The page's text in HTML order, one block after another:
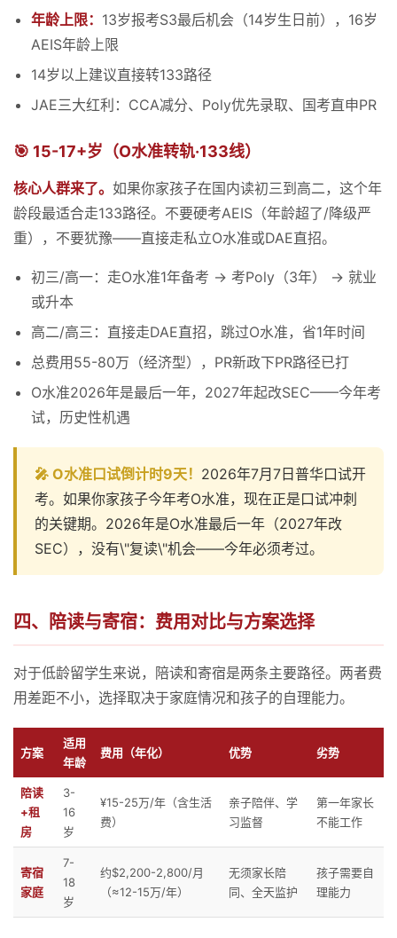
年龄上限： 13岁报考S3最后机会（14岁生日前），16岁
AEIS年龄上限
14岁以上建议直接转133路径
JAE三大红利：CCA减分、Poly优先录取、国考直申PR
🎯 15-17+岁（O水准转轨·133线）
核心人群来了。 如果你家孩子在国内读初三到高二，这个年
龄段最适合走133路径。不要硬考AEIS（年龄超了/降级严
重），不要犹豫——直接走私立O水准或DAE直招。
初三/高一：走O水准1年备考 → 考Poly（3年） → 就业
或升本
高二/高三：直接走DAE直招，跳过O水准，省1年时间
总费用55-80万（经济型），PR新政下PR路径已打
O水准2026年是最后一年，2027年起改SEC——今年考
试，历史性机遇
🎤 O水准口试倒计时9天！ 2026年7月7日普华口试开
考。如果你家孩子今年考O水准，现在正是口试冲刺
的关键期。2026年是O水准最后一年（2027年改
SEC），没有\"复读\"机会——今年必须考过。
四、陪读与寄宿：费用对比与方案选择
对于低龄留学生来说，陪读和寄宿是两条主要路径。两者费
用差距不小，选择取决于家庭情况和孩子的自理能力。
方案
适用
年龄
费用（年化） 优势 劣势
陪读
+租
房
3-
16
岁
¥15-25万/年（含生活
费）
亲子陪伴、学
习监督
第一年家长
不能工作
寄宿
家庭
7-
18
岁
约$2,200-2,800/月
（≈12-15万/年）
无须家长陪
同、全天监护
孩子需要自
理能力